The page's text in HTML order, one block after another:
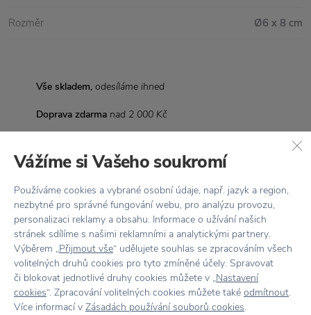
Vše skladem, odesíláme ihned
Doprava zdarma nad 2 000 Kč
7500+ produktůna výběr
Showroomve Zlíně
Rozměr Ø6 x 8 cm
Stojí zapozornost
Vážíme si Vašeho soukromí
Používáme cookies a vybrané osobní údaje, např. jazyk a region,
nezbytné pro správné fungování webu, pro analýzu provozu,
personalizaci reklamy a obsahu. Informace o užívání našich
stránek sdílíme s našimi reklamními a analytickými partnery.
Výběrem „Přijmout vše“ udělujete souhlas se zpracováním všech
volitelných druhů cookies pro tyto zmíněné účely. Spravovat
či blokovat jednotlivé druhy cookies můžete v „Nastavení
cookies“. Zpracování volitelných cookies můžete také odmítnout.
Více informací v Zásadách používání souborů cookies.